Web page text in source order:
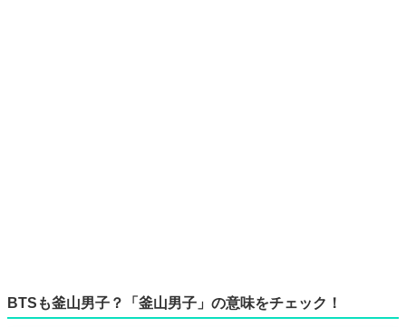
BTSも釜山男子？「釜山男子」の意味をチェック！